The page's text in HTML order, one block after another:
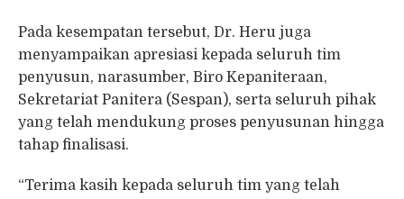
Pada kesempatan tersebut, Dr. Heru juga
menyampaikan apresiasi kepada seluruh tim
penyusun, narasumber, Biro Kepaniteraan,
Sekretariat Panitera (Sespan), serta seluruh pihak
yang telah mendukung proses penyusunan hingga
tahap finalisasi.
“Terima kasih kepada seluruh tim yang telah